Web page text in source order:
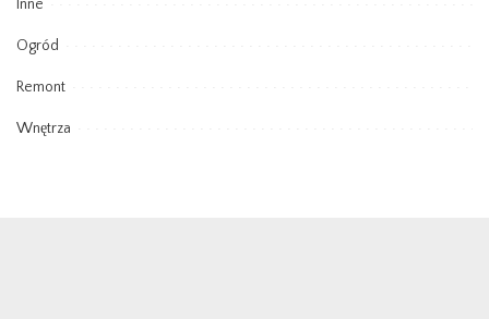
Inne
Ogród
Remont
Wnętrza